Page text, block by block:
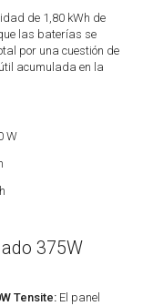
de 1,80 kWh de
las baterías se
por una cuestión de
acumulada en la
W
375W
Tensite: El panel